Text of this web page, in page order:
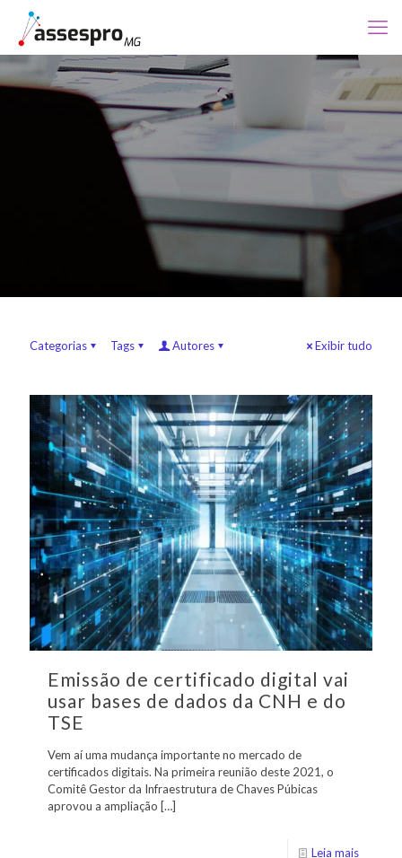
Categorias Tags Autores Exibir tudo
Emissão de certificado digital vai
usar bases de dados da CNH e do
TSE
Vem aí uma mudança importante no mercado de
certificados digitais. Na primeira reunião deste 2021, o
Comitê Gestor da Infraestrutura de Chaves Púbicas
aprovou a ampliação […]
Leia mais